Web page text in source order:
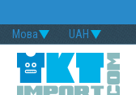
UAH
Мова